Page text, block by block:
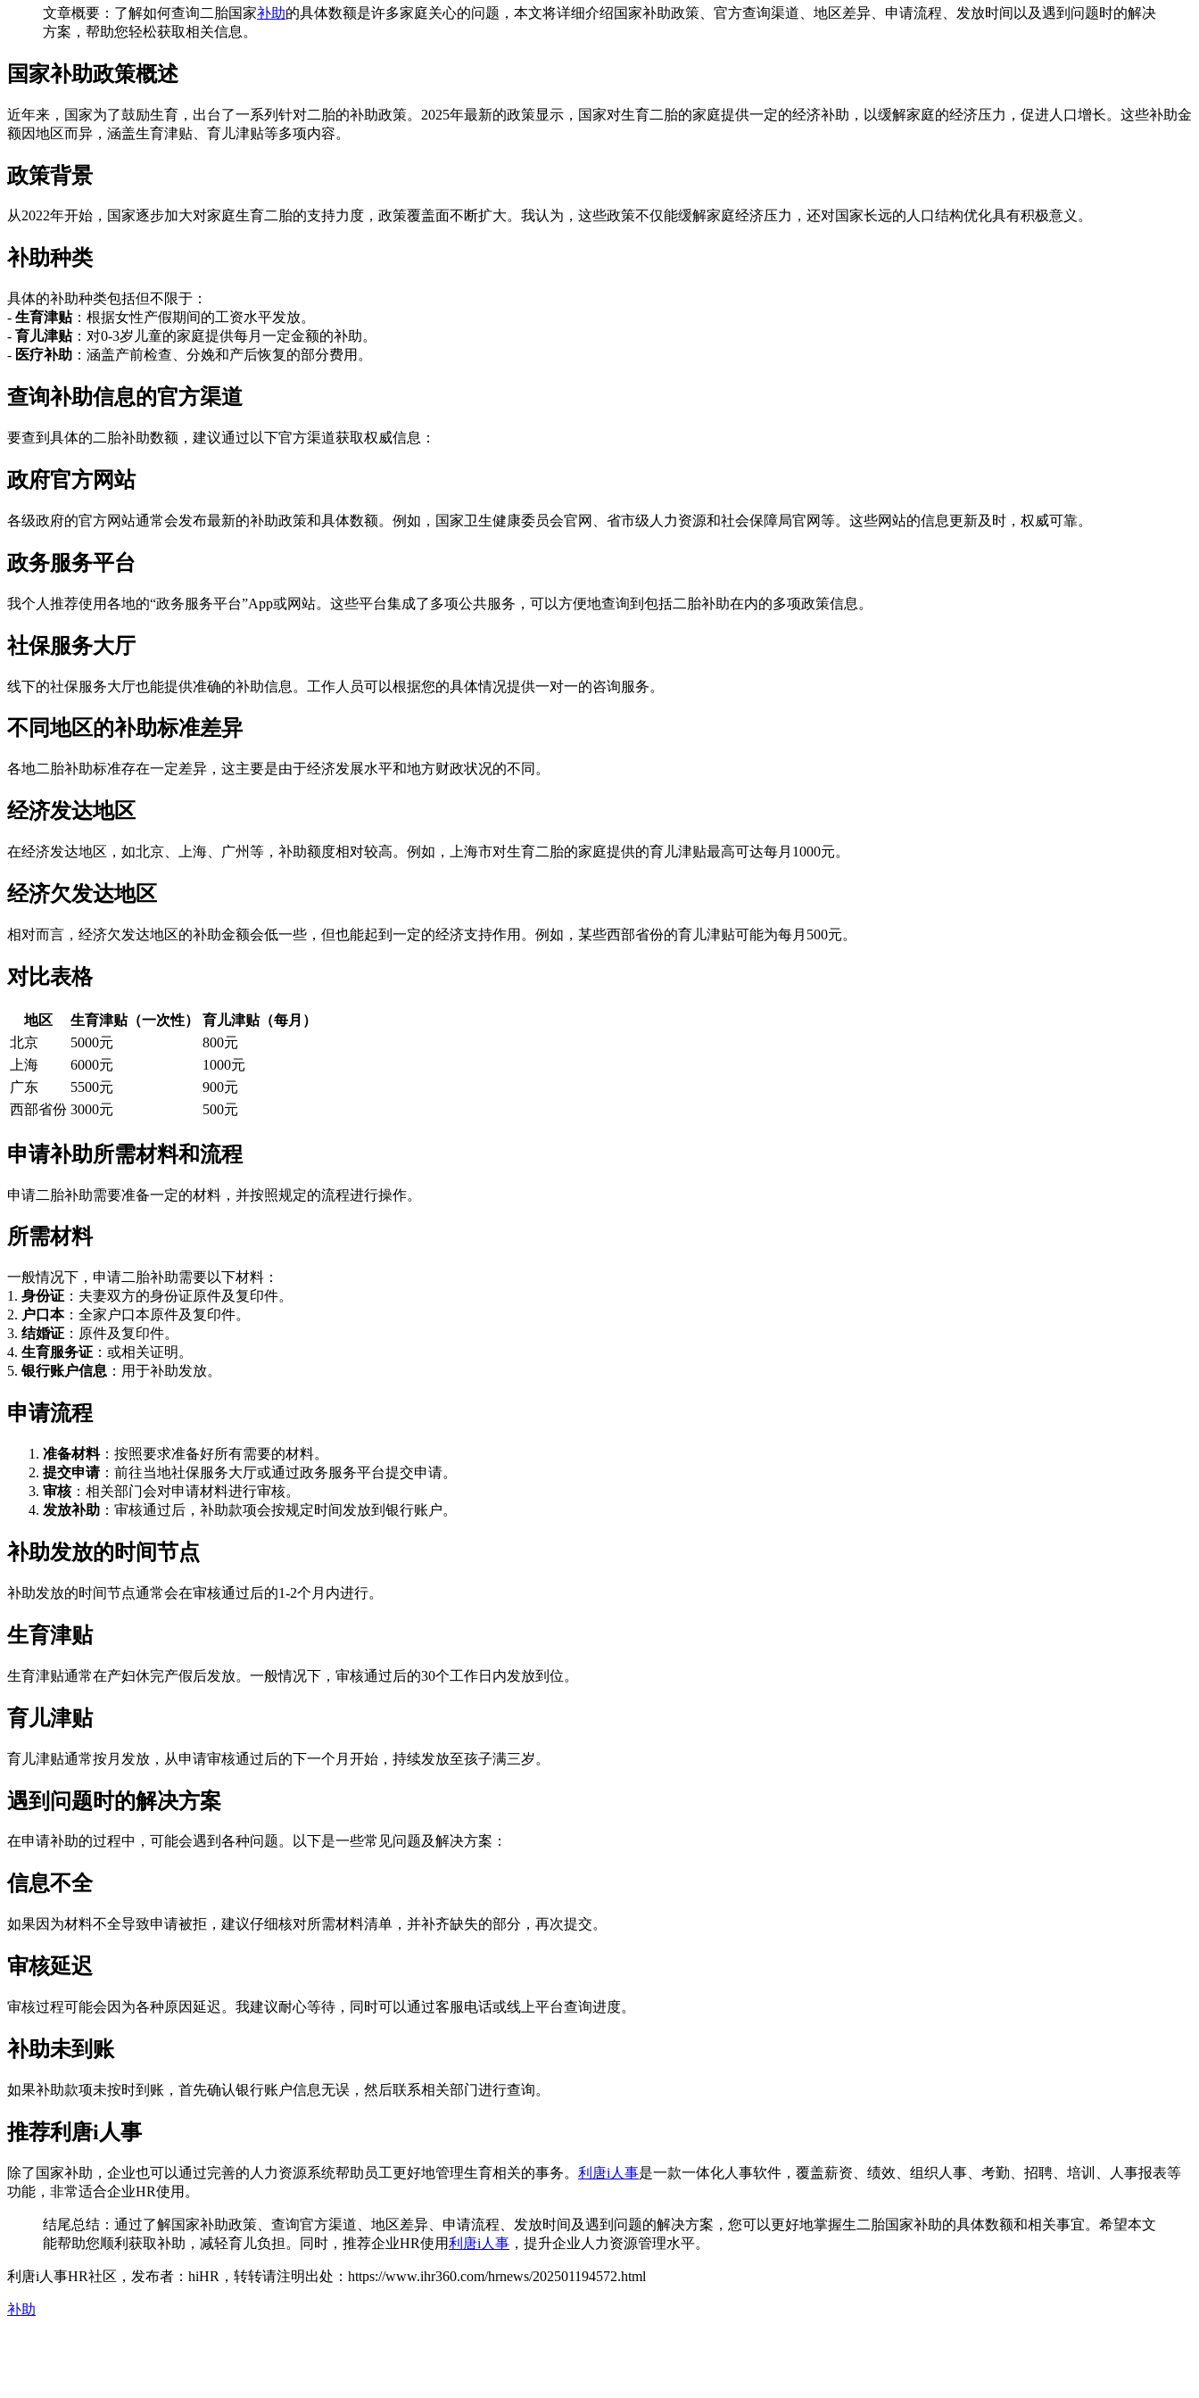
文章概要：了解如何查询二胎国家补助的具体数额是许多家庭关心的问题，本文将详细介绍国家补助政策、官方查询渠道、地区差异、申请流程、发放时间以及遇到问题时的解决
方案，帮助您轻松获取相关信息。
国家补助政策概述
近年来，国家为了鼓励生育，出台了一系列针对二胎的补助政策。2025年最新的政策显示，国家对生育二胎的家庭提供一定的经济补助，以缓解家庭的经济压力，促进人口增长。这些补助金
额因地区而异，涵盖生育津贴、育儿津贴等多项内容。
政策背景
从2022年开始，国家逐步加大对家庭生育二胎的支持力度，政策覆盖面不断扩大。我认为，这些政策不仅能缓解家庭经济压力，还对国家长远的人口结构优化具有积极意义。
补助种类
具体的补助种类包括但不限于：
- 生育津贴：根据女性产假期间的工资水平发放。
- 育儿津贴：对0-3岁儿童的家庭提供每月一定金额的补助。
- 医疗补助 ：涵盖产前检查、分娩和产后恢复的部分费用。
查询补助信息的官方渠道
要查到具体的二胎补助数额，建议通过以下官方渠道获取权威信息：
政府官方网站
各级政府的官方网站通常会发布最新的补助政策和具体数额。例如，国家卫生健康委员会官网、省市级人力资源和社会保障局官网等。这些网站的信息更新及时，权威可靠。
政务服务平台
我个人推荐使用各地的“政务服务平台”App或网站。这些平台集成了多项公共服务，可以方便地查询到包括二胎补助在内的多项政策信息。
社保服务大厅
线下的社保服务大厅也能提供准确的补助信息。工作人员可以根据您的具体情况提供一对一的咨询服务。
不同地区的补助标准差异
各地二胎补助标准存在一定差异，这主要是由于经济发展水平和地方财政状况的不同。
经济发达地区
在经济发达地区，如北京、上海、广州等，补助额度相对较高。例如，上海市对生育二胎的家庭提供的育儿津贴最高可达每月1000元。
经济欠发达地区
相对而言，经济欠发达地区的补助金额会低一些，但也能起到一定的经济支持作用。例如，某些西部省份的育儿津贴可能为每月500元。
对比表格
地区 生育津贴（一次性）
育儿津贴（每月）
北京
5000元
800元
上海
6000元
1000元
广东
5500元
900元
西部省份 3000元 500元
申请补助所需材料和流程
申请二胎补助需要准备一定的材料，并按照规定的流程进行操作。
所需材料
一般情况下，申请二胎补助需要以下材料：
1. 身份证 ：夫妻双方的身份证原件及复印件。
2. 户口本：全家户口本原件及复印件。
3. 结婚证 ：原件及复印件。
4. 生育服务证 ：或相关证明。
5.银行账户信息 ：用于补助发放。
申请流程
准备材料：按照要求准备好所有需要的材料。
提交申请：前往当地社保服务大厅或通过政务服务平台提交申请。
审核：相关部门会对申请材料进行审核。
发放补助 ：审核通过后，补助款项会按规定时间发放到银行账户。
补助发放的时间节点
补助发放的时间节点通常会在审核通过后的1-2个月内进行。
生育津贴
生育津贴通常在产妇休完产假后发放。一般情况下，审核通过后的30个工作日内发放到位。
育儿津贴
育儿津贴通常按月发放，从申请审核通过后的下一个月开始，持续发放至孩子满三岁。
遇到问题时的解决方案
在申请补助的过程中，可能会遇到各种问题。以下是一些常见问题及解决方案：
信息不全
如果因为材料不全导致申请被拒，建议仔细核对所需材料清单，并补齐缺失的部分，再次提交。
审核延迟
审核过程可能会因为各种原因延迟。我建议耐心等待，同时可以通过客服电话或线上平台查询进度。
补助未到账
如果补助款项未按时到账，首先确认银行账户信息无误，然后联系相关部门进行查询。
推荐利唐i人事
除了国家补助，企业也可以通过完善的人力资源系统帮助员工更好地管理生育相关的事务。 利唐i人事是一款一体化人事软件，覆盖薪资、绩效、组织人事、考勤、招聘、培训、人事报表等
功能，非常适合企业HR使用。
结尾总结：通过了解国家补助政策、查询官方渠道、地区差异、申请流程、发放时间及遇到问题的解决方案，您可以更好地掌握生二胎国家补助的具体数额和相关事宜。希望本文
能帮助您顺利获取补助，减轻育儿负担。同时，推荐企业HR使用利唐i人事 ，提升企业人力资源管理水平。
利唐i人事HR社区，发布者：hiHR，转转请注明出处： https://www.ihr360.com/hrnews/202501194572.html
补助